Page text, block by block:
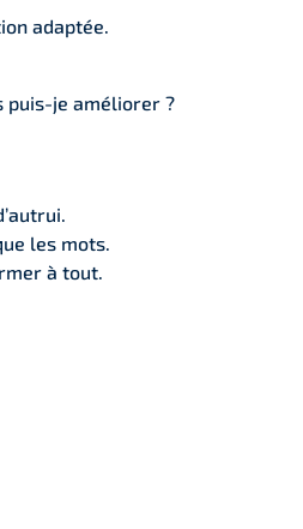
adaptée.
puis-je améliorer ?
les mots.
à tout.